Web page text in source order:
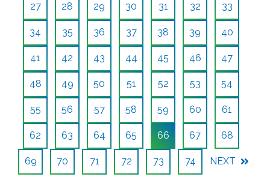
27 28 29 30 31 32 33
34 35 36 37 38 39 40
41 42 43 44 45 46 47
48 49 50 51 52 53 54
55 56 57 58 59 60 61
62 63 64 65 66 67 68
69 70 71 72 73 74 NEXT